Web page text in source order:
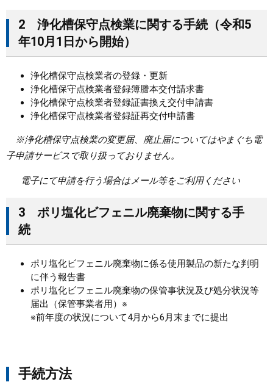
2 浄化槽保守点検業に関する手続（令和5
年10月1日から開始）
浄化槽保守点検業者の登録・更新
浄化槽保守点検業者登録簿謄本交付請求書
浄化槽保守点検業者登録証書換え交付申請書
浄化槽保守点検業者登録証再交付申請書
※浄化槽保守点検業の変更届、廃止届についてはやまぐち電
子申請サービスで取り扱っておりません。
電子にて申請を行う場合はメール等をご利用ください
3 ポリ塩化ビフェニル廃棄物に関する手
続
ポリ塩化ビフェニル廃棄物に係る使用製品の新たな判明
に伴う報告書
ポリ塩化ビフェニル廃棄物の保管事状況及び処分状況等
届出（保管事業者用）※
※前年度の状況について4月から6月末までに提出
手続方法